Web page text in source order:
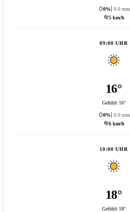
0%
0.0 mm
5 km/h
09:00 UHR
16°
Gefühlt 16°
0%
0.0 mm
6 km/h
10:00 UHR
18°
Gefühlt 18°